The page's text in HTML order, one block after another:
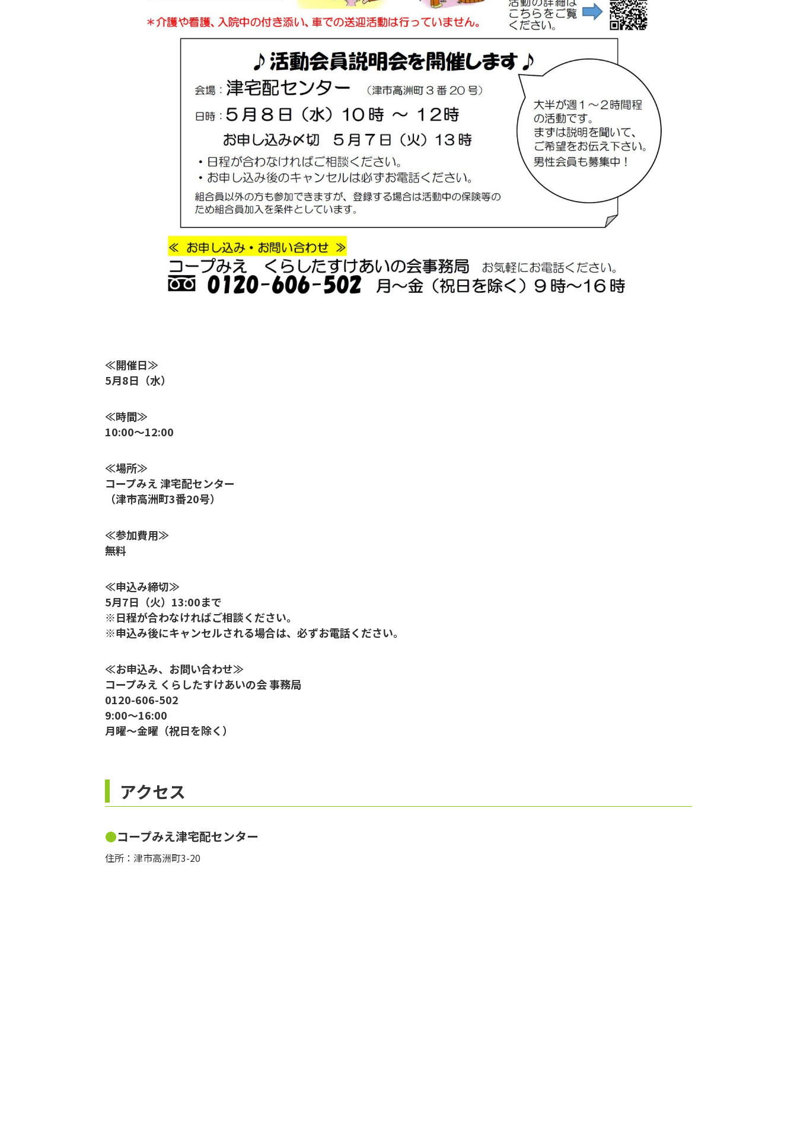
≪開催日≫
5月8日（水）
≪時間≫
10:00～12:00
≪場所≫
コープみえ 津宅配センター
（津市高洲町3番20号）
≪参加費用≫
無料
≪申込み締切≫
5月7日（火）13:00まで
※日程が合わなければご相談ください。
※申込み後にキャンセルされる場合は、必ずお電話ください。
≪お申込み、お問い合わせ≫
コープみえ くらしたすけあいの会 事務局
0120-606-502
9:00～16:00
月曜～金曜（祝日を除く）
アクセス
コープみえ津宅配センター
住所：津市高洲町3-20